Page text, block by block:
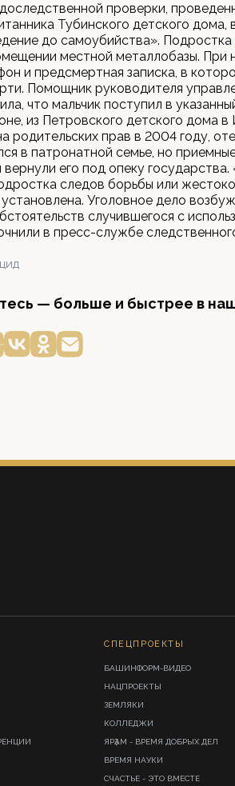
проверки,
Тубинского детского
до самоубийства». Подростка
местной металлобазы. При
и предсмертная записка, в
Помощник руководителя
что мальчик поступил в
из Петровского детского дома
родительских прав в 2004 году,
в патронатной семье, но
вернули его под опеку
следов борьбы или
Уголовное дело
случившегося с
в пресс-службе
— больше и быстрее в
СПЕЦПРОЕКТЫ
БАШИНФОРМ-ВИДЕО
НАЦПРОЕКТЫ
ЗЕМЛЯКИ
КОЛЛЕДЖИ
ЯРҘАМ - ВРЕМЯ ДОБРЫХ ДЕЛ
ВРЕМЯ НАУКИ
СЧАСТЬЕ - ЭТО ВМЕСТЕ